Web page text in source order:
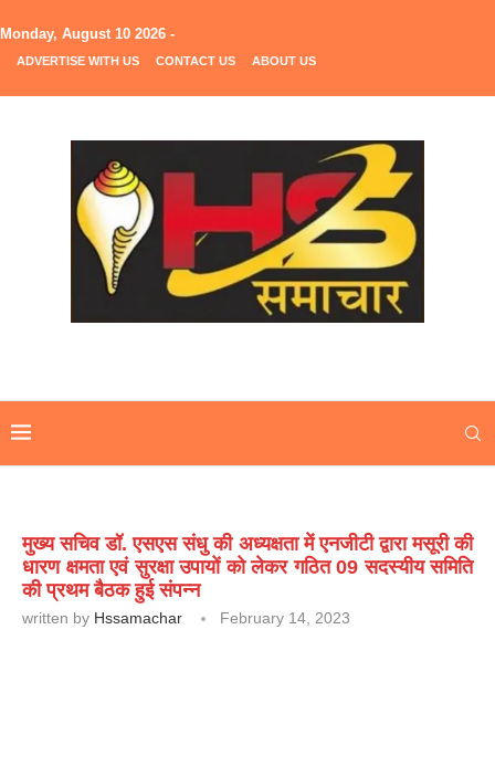
Monday, August 10 2026 -
ADVERTISE WITH US CONTACT US ABOUT US
मुख्य सचिव डॉ. एसएस संधु की अध्यक्षता में एनजीटी द्वारा मसूरी की
धारण क्षमता एवं सुरक्षा उपायों को लेकर गठित 09 सदस्यीय समिति
की प्रथम बैठक हुई संपन्न
written by Hssamachar February 14, 2023